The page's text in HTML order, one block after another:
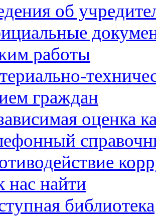
об
работы
граждан
оценка
нас найти
библиотека